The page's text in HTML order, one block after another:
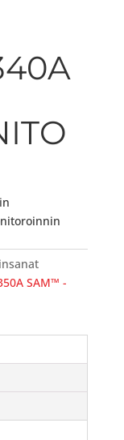
SAM™ -